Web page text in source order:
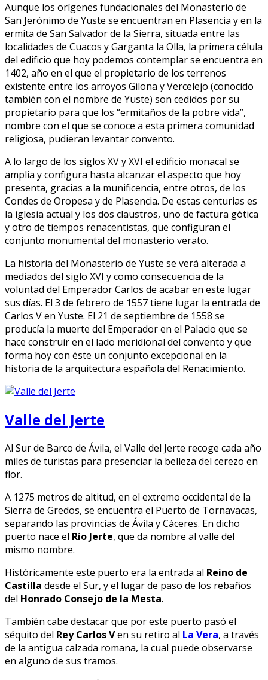
Aunque los orígenes fundacionales del Monasterio de
San Jerónimo de Yuste se encuentran en Plasencia y en la
ermita de San Salvador de la Sierra, situada entre las
localidades de Cuacos y Garganta la Olla, la primera célula
del edificio que hoy podemos contemplar se encuentra en
1402, año en el que el propietario de los terrenos
existente entre los arroyos Gilona y Vercelejo (conocido
también con el nombre de Yuste) son cedidos por su
propietario para que los “ermitaños de la pobre vida”,
nombre con el que se conoce a esta primera comunidad
religiosa, pudieran levantar convento.
A lo largo de los siglos XV y XVI el edificio monacal se
amplia y configura hasta alcanzar el aspecto que hoy
presenta, gracias a la munificencia, entre otros, de los
Condes de Oropesa y de Plasencia. De estas centurias es
la iglesia actual y los dos claustros, uno de factura gótica
y otro de tiempos renacentistas, que configuran el
conjunto monumental del monasterio verato.
La historia del Monasterio de Yuste se verá alterada a
mediados del siglo XVI y como consecuencia de la
voluntad del Emperador Carlos de acabar en este lugar
sus días. El 3 de febrero de 1557 tiene lugar la entrada de
Carlos V en Yuste. El 21 de septiembre de 1558 se
producía la muerte del Emperador en el Palacio que se
hace construir en el lado meridional del convento y que
forma hoy con éste un conjunto excepcional en la
historia de la arquitectura española del Renacimiento.
Valle del Jerte
Al Sur de Barco de Ávila, el Valle del Jerte recoge cada año
miles de turistas para presenciar la belleza del cerezo en
flor.
A 1275 metros de altitud, en el extremo occidental de la
Sierra de Gredos, se encuentra el Puerto de Tornavacas,
separando las provincias de Ávila y Cáceres. En dicho
puerto nace el Río Jerte, que da nombre al valle del
mismo nombre.
Históricamente este puerto era la entrada al Reino de
Castilla desde el Sur, y el lugar de paso de los rebaños
del Honrado Consejo de la Mesta.
También cabe destacar que por este puerto pasó el
séquito del Rey Carlos Ven su retiro al La Vera, a través
de la antigua calzada romana, la cual puede observarse
en alguno de sus tramos.